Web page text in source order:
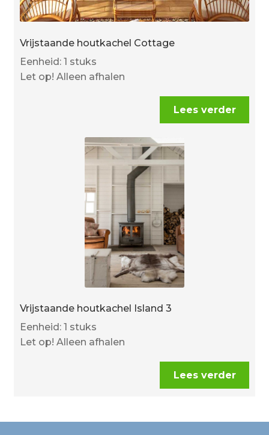
Vrijstaande houtkachel Cottage
Eenheid: 1 stuks
Let op! Alleen afhalen
Lees verder
Vrijstaande houtkachel Island 3
Eenheid: 1 stuks
Let op! Alleen afhalen
Lees verder